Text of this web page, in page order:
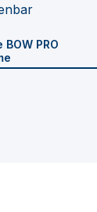
PRO